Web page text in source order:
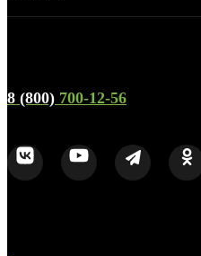
8 (800) 700-12-56